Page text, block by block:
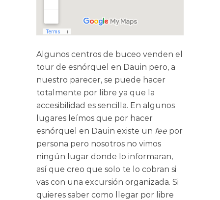
Algunos centros de buceo venden el
tour de esnórquel en Dauin pero, a
nuestro parecer, se puede hacer
totalmente por libre ya que la
accesibilidad es sencilla. En algunos
lugares leímos que por hacer
esnórquel en Dauin existe un fee por
persona pero nosotros no vimos
ningún lugar donde lo informaran,
así que creo que solo te lo cobran si
vas con una excursión organizada. Si
quieres saber como llegar por libre